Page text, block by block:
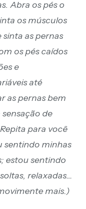
Abra os pés o
os músculos
as pernas
os pés caídos
e
até
as pernas bem
de
para você
sentindo minhas
estou sentindo
relaxadas…
mais.)